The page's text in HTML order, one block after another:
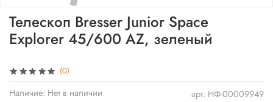
(0)
арт. НФ-00009949
Наличие: Нет в наличии
Телескоп Bresser Junior Space
Explorer 45/600 AZ, зеленый